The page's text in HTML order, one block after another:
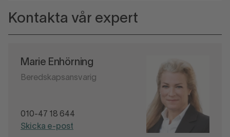
Kontakta vår expert
Marie Enhörning
Beredskapsansvarig
010-47 18 644
Skicka e-post